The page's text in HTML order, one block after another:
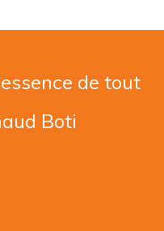
de tout
Boti